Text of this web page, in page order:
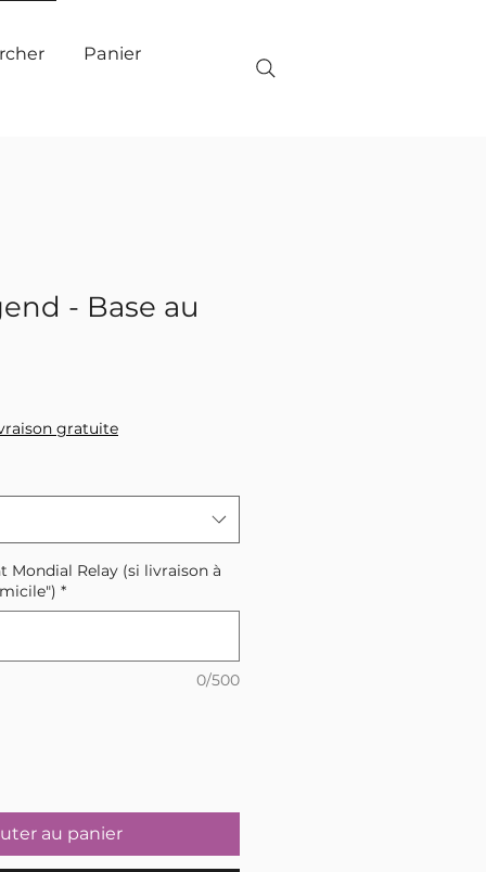
Panier
- Base au
gratuite
Mondial Relay (si livraison à
*
0/500
au panier